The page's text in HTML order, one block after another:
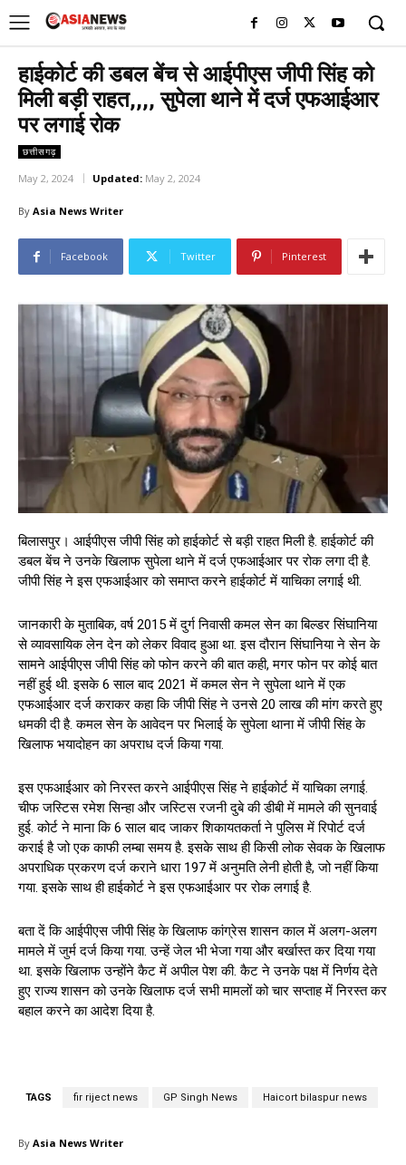
हाईकोर्ट की डबल बेंच से आईपीएस जीपी सिंह को
मिली बड़ी राहत,,,, सुपेला थाने में दर्ज एफआईआर
पर लगाई रोक
छत्तीसगढ़
May 2, 2024 Updated: May 2, 2024
By Asia News Writer
Facebook Twitter Pinterest
बिलासपुर। आईपीएस जीपी सिंह को हाईकोर्ट से बड़ी राहत मिली है. हाईकोर्ट की
डबल बेंच ने उनके खिलाफ सुपेला थाने में दर्ज एफआईआर पर रोक लगा दी है.
जीपी सिंह ने इस एफआईआर को समाप्त करने हाईकोर्ट में याचिका लगाई थी.
जानकारी के मुताबिक, वर्ष 2015 में दुर्ग निवासी कमल सेन का बिल्डर सिंघानिया
से व्यावसायिक लेन देन को लेकर विवाद हुआ था. इस दौरान सिंघानिया ने सेन के
सामने आईपीएस जीपी सिंह को फोन करने की बात कही, मगर फोन पर कोई बात
नहीं हुई थी. इसके 6 साल बाद 2021 में कमल सेन ने सुपेला थाने में एक
एफआईआर दर्ज कराकर कहा कि जीपी सिंह ने उनसे 20 लाख की मांग करते हुए
धमकी दी है. कमल सेन के आवेदन पर भिलाई के सुपेला थाना में जीपी सिंह के
खिलाफ भयादोहन का अपराध दर्ज किया गया.
इस एफआईआर को निरस्त करने आईपीएस सिंह ने हाईकोर्ट में याचिका लगाई.
चीफ जस्टिस रमेश सिन्हा और जस्टिस रजनी दुबे की डीबी में मामले की सुनवाई
हुई. कोर्ट ने माना कि 6 साल बाद जाकर शिकायतकर्ता ने पुलिस में रिपोर्ट दर्ज
कराई है जो एक काफी लम्बा समय है. इसके साथ ही किसी लोक सेवक के खिलाफ
अपराधिक प्रकरण दर्ज कराने धारा 197 में अनुमति लेनी होती है, जो नहीं किया
गया. इसके साथ ही हाईकोर्ट ने इस एफआईआर पर रोक लगाई है.
बता दें कि आईपीएस जीपी सिंह के खिलाफ कांग्रेस शासन काल में अलग-अलग
मामले में जुर्म दर्ज किया गया. उन्हें जेल भी भेजा गया और बर्खास्त कर दिया गया
था. इसके खिलाफ उन्होंने कैट में अपील पेश की. कैट ने उनके पक्ष में निर्णय देते
हुए राज्य शासन को उनके खिलाफ दर्ज सभी मामलों को चार सप्ताह में निरस्त कर
बहाल करने का आदेश दिया है.
TAGS fir riject news GP Singh News Haicort bilaspur news
By Asia News Writer